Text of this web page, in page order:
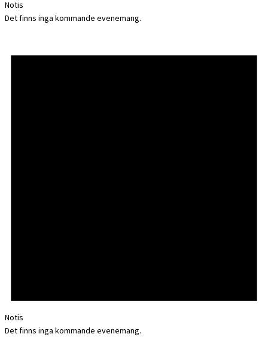
Notis
Det finns inga kommande evenemang.
Notis
Det finns inga kommande evenemang.